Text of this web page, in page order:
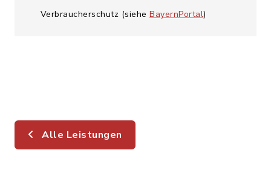
Verbraucherschutz (siehe BayernPortal)
Alle Leistungen